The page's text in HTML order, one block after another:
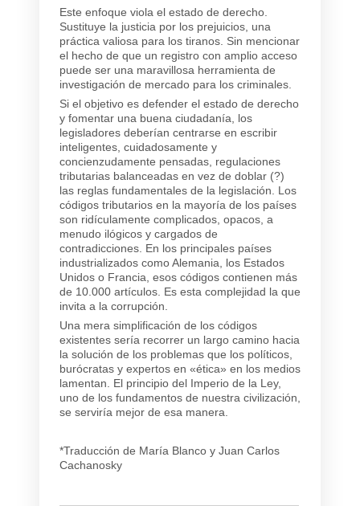
Este enfoque viola el estado de derecho.
Sustituye la justicia por los prejuicios, una
práctica valiosa para los tiranos. Sin mencionar
el hecho de que un registro con amplio acceso
puede ser una maravillosa herramienta de
investigación de mercado para los criminales.
Si el objetivo es defender el estado de derecho
y fomentar una buena ciudadanía, los
legisladores deberían centrarse en escribir
inteligentes, cuidadosamente y
concienzudamente pensadas, regulaciones
tributarias balanceadas en vez de doblar (?)
las reglas fundamentales de la legislación. Los
códigos tributarios en la mayoría de los países
son ridículamente complicados, opacos, a
menudo ilógicos y cargados de
contradicciones. En los principales países
industrializados como Alemania, los Estados
Unidos o Francia, esos códigos contienen más
de 10.000 artículos. Es esta complejidad la que
invita a la corrupción.
Una mera simplificación de los códigos
existentes sería recorrer un largo camino hacia
la solución de los problemas que los políticos,
burócratas y expertos en «ética» en los medios
lamentan. El principio del Imperio de la Ley,
uno de los fundamentos de nuestra civilización,
se serviría mejor de esa manera.
*Traducción de María Blanco y Juan Carlos
Cachanosky